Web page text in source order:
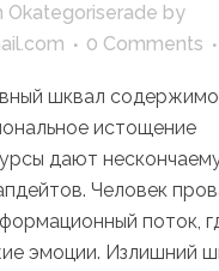
Okategoriserade by
0 Comments
шквал
истощение
дают
Человек
поток,
эмоции. Излишний